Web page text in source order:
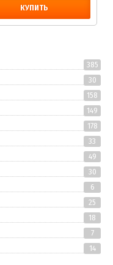
КУПИТЬ
385
30
158
149
178
33
49
30
6
25
18
7
14